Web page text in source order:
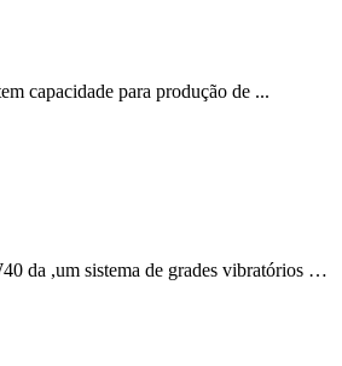
capacidade para produção de ...
da ,um sistema de grades vibratórios …